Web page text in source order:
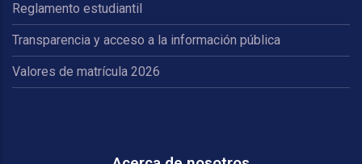
Reglamento estudiantil
Transparencia y acceso a la información pública
Valores de matrícula 2026